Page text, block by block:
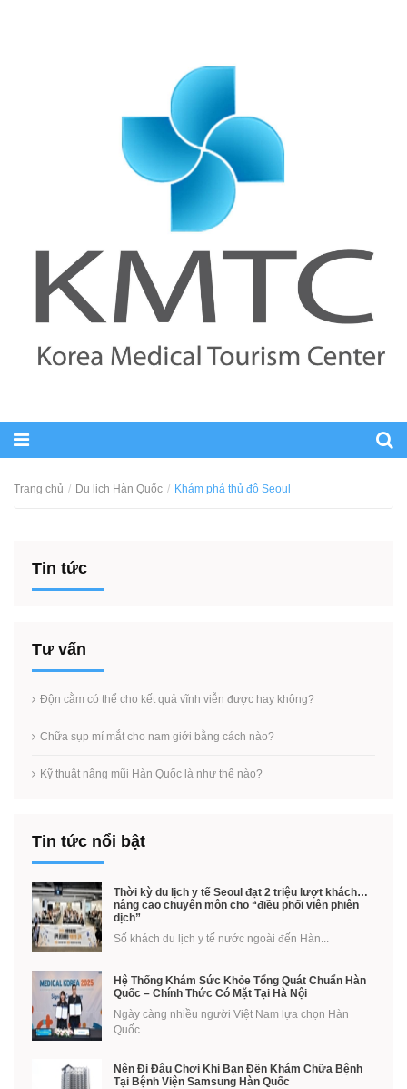
Trang chủ Du lịch Hàn Quốc Khám phá thủ đô Seoul
Tin tức
Tư vấn
Độn cằm có thể cho kết quả vĩnh viễn được hay không?
Chữa sụp mí mắt cho nam giới bằng cách nào?
Kỹ thuật nâng mũi Hàn Quốc là như thế nào?
Tin tức nổi bật
Thời kỳ du lịch y tế Seoul đạt 2 triệu lượt khách…
nâng cao chuyên môn cho “điều phối viên phiên
dịch”
Số khách du lịch y tế nước ngoài đến Hàn...
Hệ Thống Khám Sức Khỏe Tổng Quát Chuẩn Hàn
Quốc – Chính Thức Có Mặt Tại Hà Nội
Ngày càng nhiều người Việt Nam lựa chọn Hàn
Quốc...
Nên Đi Đâu Chơi Khi Bạn Đến Khám Chữa Bệnh
Tại Bệnh Viện Samsung Hàn Quốc